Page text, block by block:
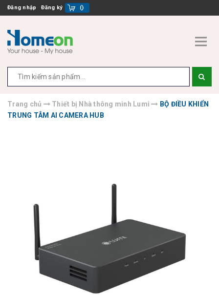
Đăng nhập Đăng ký ()
Trang chủ Thiết bị Nhà thông minh Lumi
BỘ ĐIỀU KHIỂN
TRUNG TÂM AI CAMERA HUB